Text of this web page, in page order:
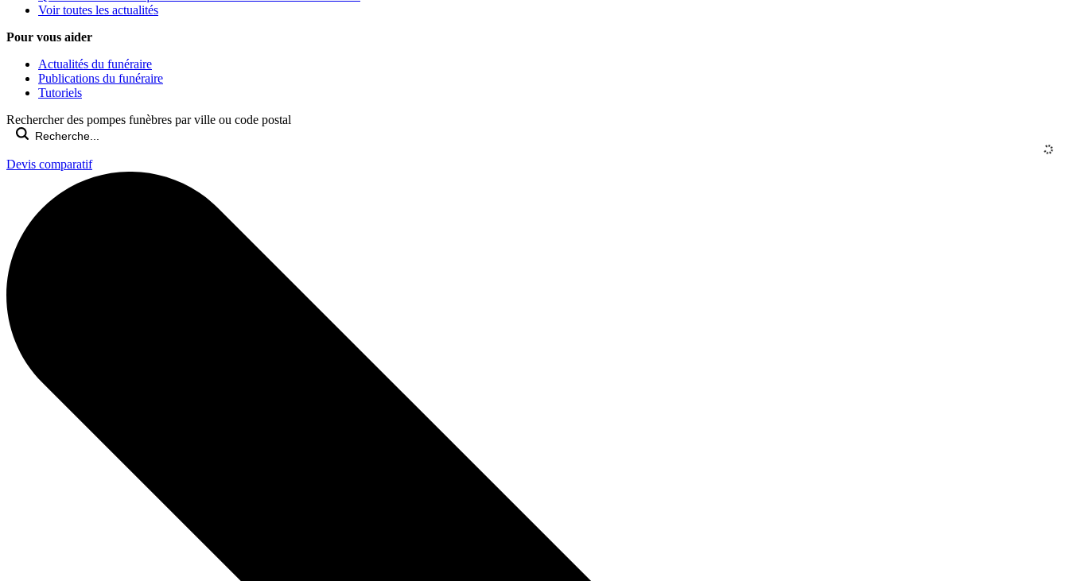
Voir toutes les actualités
Pour vous aider
Actualités du funéraire
Publications du funéraire
Tutoriels
Rechercher des pompes funèbres par ville ou code postal
Devis comparatif